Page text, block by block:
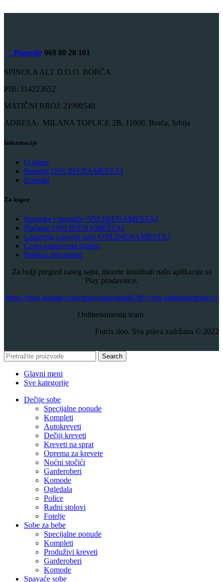
Pozovite 069 80 20 101
SPINOLA ALT D.O.O. BORČA
PIB: 114223652
MATIČNI BROJ: 21990540
ADRESA: MILANA TOPLICE 2B, 11000, Borča, Srbija
Informacije
O nama
Benefiti ONLINENAMESTAJ
Kontakt
Za kupce
Isporuke i montaže ONLINENAMESTAJ
Plaćanje ONLINENAMEŠTAJ
Garancija i povrat robe ONLINENAMESTAJ
Često postavjena pitanja
Politika privatnosti
Za bolji pregled naseg sajta, mozete instalirati našu aplikaciju sa
Play prodavnice.
​https://play.google.com/store/apps/details?id=com.onlinenamestaj.rs
Onlinenamestaj team.
Futrix doo. Sva prava zadržana © 2022
Search
Glavni meni
Sve kategorije
Dečije sobe
Specijalne ponude
Kompleti
Autokreveti
Dečiji kreveti
Kreveti na sprat
Oprema za krevete
Noćni stočići
Garderoberi
Komode
Ogledala
Police
Radni stolovi
Fotelje
Sobe za bebe
Specijalne ponude
Kompleti
Produživi kreveti
Garderoberi
Komode
Spavaće sobe